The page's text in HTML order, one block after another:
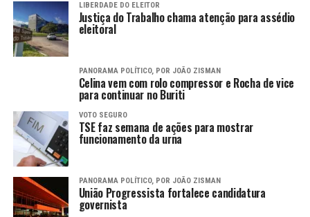
LIBERDADE DO ELEITOR
Justiça do Trabalho chama atenção para assédio
eleitoral
PANORAMA POLÍTICO, POR JOÃO ZISMAN
Celina vem com rolo compressor e Rocha de vice
para continuar no Buriti
VOTO SEGURO
TSE faz semana de ações para mostrar
funcionamento da urna
PANORAMA POLÍTICO, POR JOÃO ZISMAN
União Progressista fortalece candidatura
governista